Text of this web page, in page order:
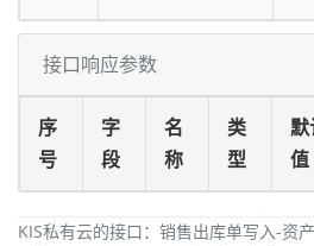
接口响应参数
序
号
字
段
名
称
类
型
默
值
KIS私有云的接口：销售出库单写入-资